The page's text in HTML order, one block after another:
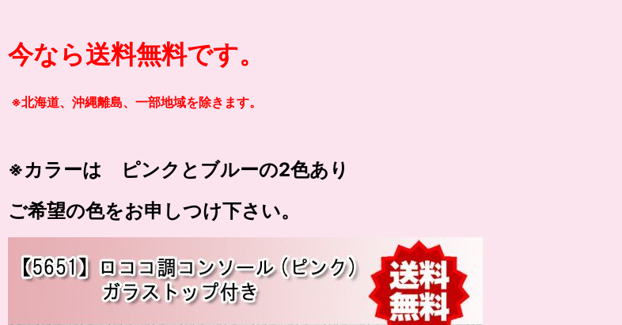
今なら送料無料です。
※北海道、沖縄離島、一部地域を除きます。
※カラーは ピンクとブルーの2色あり
ご希望の色をお申しつけ下さい。